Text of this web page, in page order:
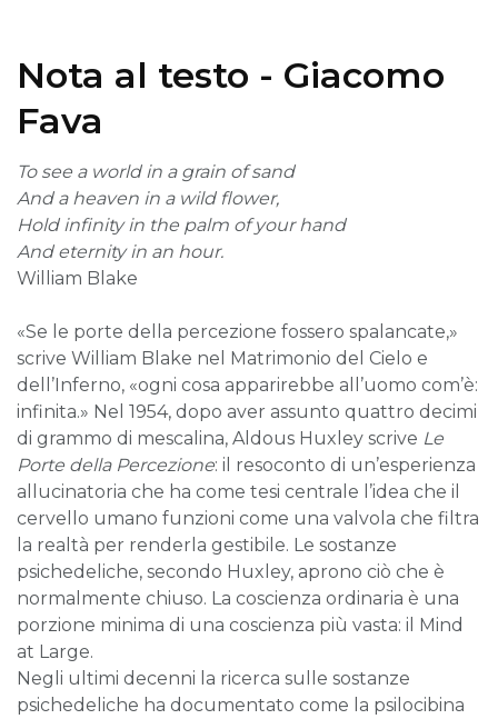
Nota al testo - Giacomo
Fava
To see a world in a grain of sand
And a heaven in a wild flower,
Hold infinity in the palm of your hand
And eternity in an hour.
William Blake
«Se le porte della percezione fossero spalancate,»
scrive William Blake nel Matrimonio del Cielo e
dell’Inferno, «ogni cosa apparirebbe all’uomo com’è:
infinita.» Nel 1954, dopo aver assunto quattro decimi
di grammo di mescalina, Aldous Huxley scrive Le
Porte della Percezione: il resoconto di un’esperienza
allucinatoria che ha come tesi centrale l’idea che il
cervello umano funzioni come una valvola che filtra
la realtà per renderla gestibile. Le sostanze
psichedeliche, secondo Huxley, aprono ciò che è
normalmente chiuso. La coscienza ordinaria è una
porzione minima di una coscienza più vasta: il Mind
at Large.
Negli ultimi decenni la ricerca sulle sostanze
psichedeliche ha documentato come la psilocibina